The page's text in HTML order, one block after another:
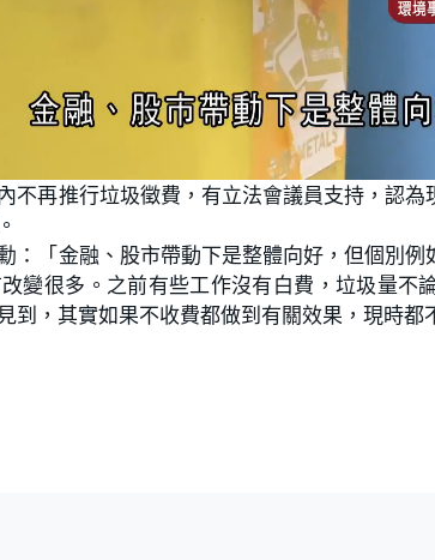
a
d
5
7
6
9
%
不再推行垃圾徵費，有立法會議員支持，認
：「金融、股市帶動下是整體向好，但個別
變很多。之前有些工作沒有白費，垃圾量不
到，其實如果不收費都做到有關效果，現時都